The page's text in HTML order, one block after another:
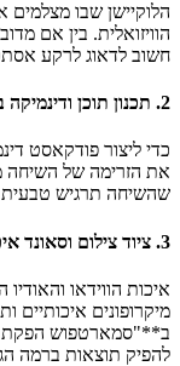
הלוקיישן שבו
הוויזואלית. בין אם
חשוב לדאוג לרקע
2. תכנון תוכן ודינמיקה בין המשתתפים
כדי ליצור פודקאסט
את הזרימה של השיחה
שהשיחה תרגיש טבעית
3. ציוד צילום וסאונד איכותי
איכות הווידאו
מיקרופונים איכותיים
ב**"סמארטפוש הפקת
להפיק תוצאות ברמה